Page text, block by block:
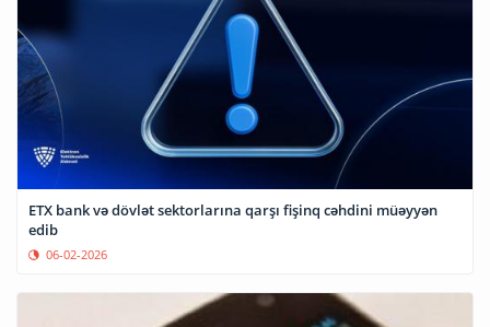
ETX bank və dövlət sektorlarına qarşı fişinq cəhdini müəyyən
edib
06-02-2026